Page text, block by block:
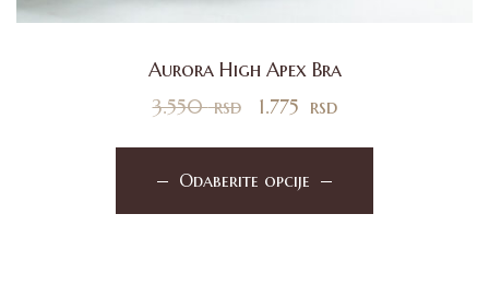
Aurora High Apex Bra
3.550rsd 1.775 rsd
Odaberite opcije